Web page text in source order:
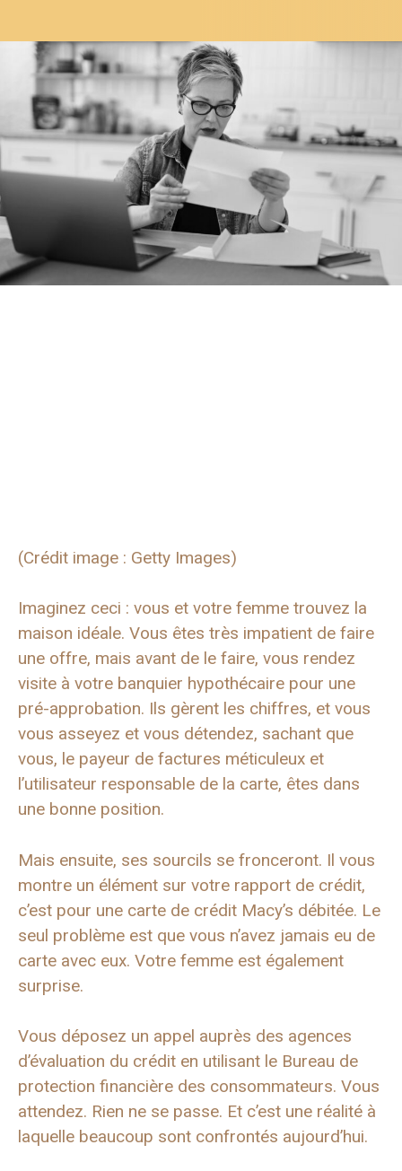
(Crédit image : Getty Images)
Imaginez ceci : vous et votre femme trouvez la
maison idéale. Vous êtes très impatient de faire
une offre, mais avant de le faire, vous rendez
visite à votre banquier hypothécaire pour une
pré-approbation. Ils gèrent les chiffres, et vous
vous asseyez et vous détendez, sachant que
vous, le payeur de factures méticuleux et
l’utilisateur responsable de la carte, êtes dans
une bonne position.
Mais ensuite, ses sourcils se fronceront. Il vous
montre un élément sur votre rapport de crédit,
c’est pour une carte de crédit Macy’s débitée. Le
seul problème est que vous n’avez jamais eu de
carte avec eux. Votre femme est également
surprise.
Vous déposez un appel auprès des agences
d’évaluation du crédit en utilisant le Bureau de
protection financière des consommateurs. Vous
attendez. Rien ne se passe. Et c’est une réalité à
laquelle beaucoup sont confrontés aujourd’hui.